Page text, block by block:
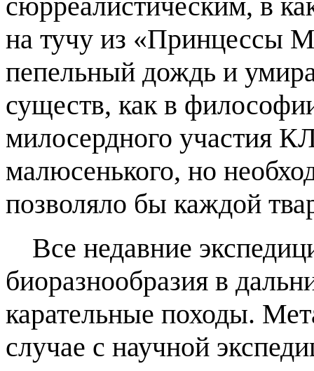
на тучу из «Принцессы
пепельный дождь и
существ, как в
милосердного
малюсенького, но
позволяло бы каждой
Все недавние
биоразнообразия в
карательные походы.
случае с научной